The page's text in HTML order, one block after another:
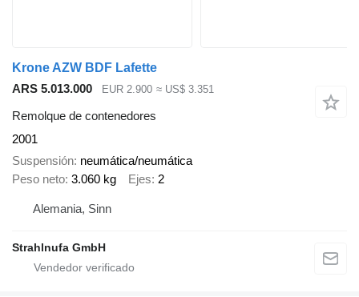
Krone AZW BDF Lafette
ARS 5.013.000
EUR 2.900 ≈ US$ 3.351
Remolque de contenedores
2001
Suspensión neumática/neumática
Peso neto 3.060 kg Ejes 2
Alemania, Sinn
Strahlnufa GmbH